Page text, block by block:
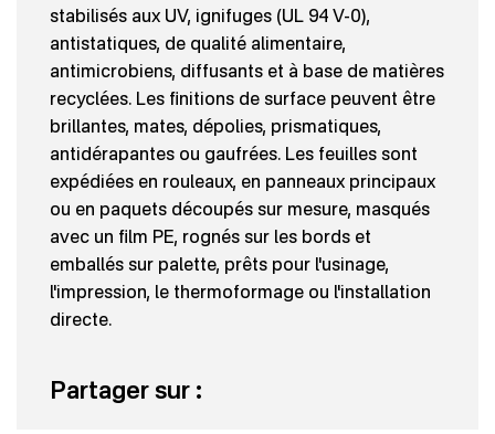
stabilisés aux UV, ignifuges (UL 94 V-0),
antistatiques, de qualité alimentaire,
antimicrobiens, diffusants et à base de matières
recyclées. Les finitions de surface peuvent être
brillantes, mates, dépolies, prismatiques,
antidérapantes ou gaufrées. Les feuilles sont
expédiées en rouleaux, en panneaux principaux
ou en paquets découpés sur mesure, masqués
avec un film PE, rognés sur les bords et
emballés sur palette, prêts pour l'usinage,
l'impression, le thermoformage ou l'installation
directe.
Partager sur :